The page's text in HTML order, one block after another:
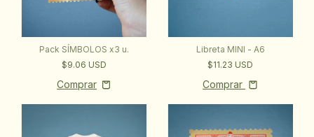
Pack SÍMBOLOS x3 u.
$9.06 USD
Libreta MINI - A6
$11.23 USD
Comprar